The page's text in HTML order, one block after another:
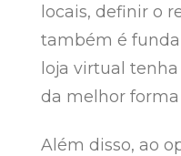
locais, definir o
também é
loja virtual
da melhor forma
Além disso, ao